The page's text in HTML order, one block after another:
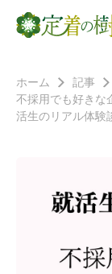
ホーム 記事
不採用でも好きな
活生のリアル体験